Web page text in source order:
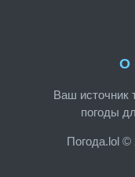
О
Ваш источник
погоды
Погода.lol